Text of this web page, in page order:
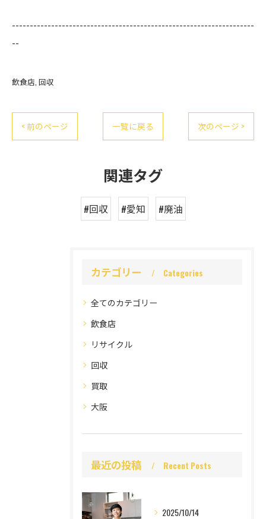
--------------------------------------------------------------------
--
飲食店 回収
< 前のページ 一覧に戻る 次のページ >
関連タグ
#回収 #愛知 #廃油
カテゴリー Categories
全てのカテゴリー
飲食店
リサイクル
回収
買取
大阪
最近の投稿 Recent Posts
2025/10/14